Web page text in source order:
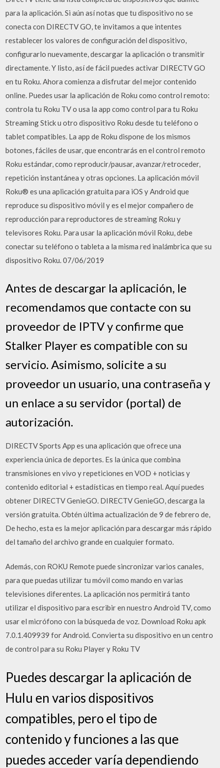
para la aplicación. Si aún así notas que tu dispositivo no se
conecta con DIRECTV GO, te invitamos a que intentes
restablecer los valores de configuración del dispositivo,
configurarlo nuevamente, descargar la aplicación o transmitir
directamente. Y listo, así de fácil puedes activar DIRECTV GO
en tu Roku. Ahora comienza a disfrutar del mejor contenido
online. Puedes usar la aplicación de Roku como control remoto:
controla tu Roku TV o usa la app como control para tu Roku
Streaming Stick u otro dispositivo Roku desde tu teléfono o
tablet compatibles. La app de Roku dispone de los mismos
botones, fáciles de usar, que encontrarás en el control remoto
Roku estándar, como reproducir/pausar, avanzar/retroceder,
repetición instantánea y otras opciones. La aplicación móvil
Roku® es una aplicación gratuita para iOS y Android que
reproduce su dispositivo móvil y es el mejor compañero de
reproducción para reproductores de streaming Roku y
televisores Roku. Para usar la aplicación móvil Roku, debe
conectar su teléfono o tableta a la misma red inalámbrica que su
dispositivo Roku. 07/06/2019
Antes de descargar la aplicación, le
recomendamos que contacte con su
proveedor de IPTV y confirme que
Stalker Player es compatible con su
servicio. Asimismo, solicite a su
proveedor un usuario, una contraseña y
un enlace a su servidor (portal) de
autorización.
DIRECTV Sports App es una aplicación que ofrece una
experiencia única de deportes. Es la única que combina
transmisiones en vivo y repeticiones en VOD + noticias y
contenido editorial + estadísticas en tiempo real. Aquí puedes
obtener DIRECTV GenieGO. DIRECTV GenieGO, descarga la
versión gratuita. Obtén última actualización de 9 de febrero de,
De hecho, esta es la mejor aplicación para descargar más rápido
del tamaño del archivo grande en cualquier formato.
Además, con ROKU Remote puede sincronizar varios canales,
para que puedas utilizar tu móvil como mando en varias
televisiones diferentes. La aplicación nos permitirá tanto
utilizar el dispositivo para escribir en nuestro Android TV, como
usar el micrófono con la búsqueda de voz. Download Roku apk
7.0.1.409939 for Android. Convierta su dispositivo en un centro
de control para su Roku Player y Roku TV
Puedes descargar la aplicación de
Hulu en varios dispositivos
compatibles, pero el tipo de
contenido y funciones a las que
puedes acceder varía dependiendo